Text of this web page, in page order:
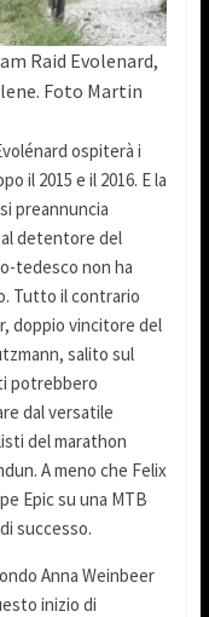
Raid Evolenard,
Foto Martin
ospiterà i
il 2015 e il 2016. E la
preannuncia
detentore del
tedesco non ha
Tutto il contrario
doppio vincitore del
salito sul
potrebbero
dal versatile
del marathon
A meno che Felix
Epic su una MTB
successo.
Anna Weinbeer
inizio di